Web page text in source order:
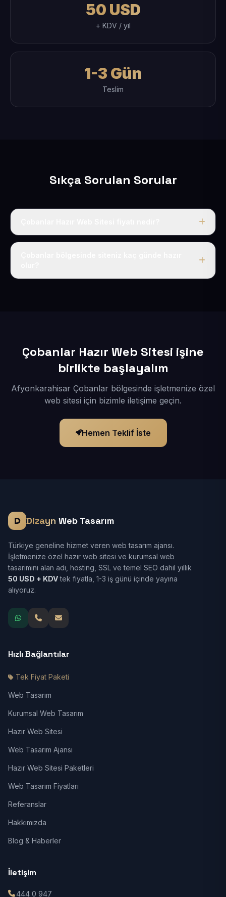
50 USD
+ KDV / yıl
1-3 Gün
Teslim
Sıkça Sorulan Sorular
Tek fiyat uygulanır: yıllık 50 USD + KDV. Bu bedele alan
Çobanlar Hazır Web Sitesi işine
birlikte başlayalım
Afyonkarahisar Çobanlar bölgesinde işletmenize özel
web sitesi için bizimle iletişime geçin.
Hemen Teklif İste
Dizayn Web Tasarım
Türkiye geneline hizmet veren web tasarım ajansı.
İşletmenize özel hazır web sitesi ve kurumsal web
tasarımını alan adı, hosting, SSL ve temel SEO dahil yıllık
50 USD + KDVtek fiyatla, 1-3 iş günü içinde yayına
alıyoruz.
Hızlı Bağlantılar
Tek Fiyat Paketi
Web Tasarım
Kurumsal Web Tasarım
Hazır Web Sitesi
Web Tasarım Ajansı
Hazır Web Sitesi Paketleri
Web Tasarım Fiyatları
Referanslar
Hakkımızda
Blog & Haberler
İletişim
444 0 947